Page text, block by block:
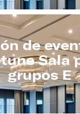
de
Sala
grupos E